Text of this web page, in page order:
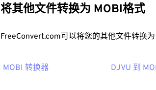
将其他文件转换为 MOBI格式
FreeConvert.com可以将您的其他文件转换为
MOBI 转换器 DJVU 到